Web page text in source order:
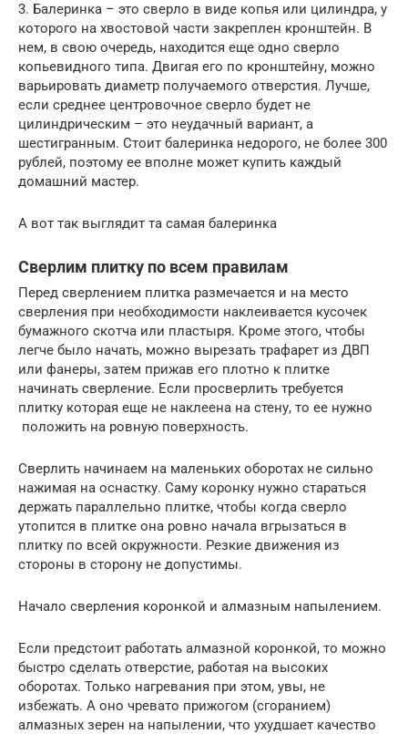
3. Балеринка – это сверло в виде копья или цилиндра, у
которого на хвостовой части закреплен кронштейн. В
нем, в свою очередь, находится еще одно сверло
копьевидного типа. Двигая его по кронштейну, можно
варьировать диаметр получаемого отверстия. Лучше,
если среднее центровочное сверло будет не
цилиндрическим – это неудачный вариант, а
шестигранным. Стоит балеринка недорого, не более 300
рублей, поэтому ее вполне может купить каждый
домашний мастер.
А вот так выглядит та самая балеринка
Сверлим плитку по всем правилам
Перед сверлением плитка размечается и на место
сверления при необходимости наклеивается кусочек
бумажного скотча или пластыря. Кроме этого, чтобы
легче было начать, можно вырезать трафарет из ДВП
или фанеры, затем прижав его плотно к плитке
начинать сверление. Если просверлить требуется
плитку которая еще не наклеена на стену, то ее нужно
положить на ровную поверхность.
Сверлить начинаем на маленьких оборотах не сильно
нажимая на оснастку. Саму коронку нужно стараться
держать параллельно плитке, чтобы когда сверло
утопится в плитке она ровно начала вгрызаться в
плитку по всей окружности. Резкие движения из
стороны в сторону не допустимы.
Начало сверления коронкой и алмазным напылением.
Если предстоит работать алмазной коронкой, то можно
быстро сделать отверстие, работая на высоких
оборотах. Только нагревания при этом, увы, не
избежать. А оно чревато прижогом (сгоранием)
алмазных зерен на напылении, что ухудшает качество